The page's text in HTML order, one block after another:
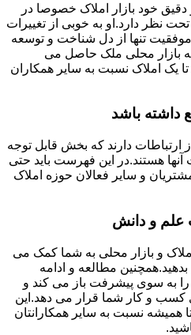
دقیق خود بازار املاک خصوصا در
نظر دارد.او به خوبی از تغییرات
تنها از دل شناخت و توسعه
به بازار محلی ملک حاصل می
یک املاک نسبت به سایر همکاران
داشته باشد
دارند که بخش قابل توجه
آنها هستند.در این فهرست باید حتی
و سایر فعالان حوزه املاک
علم و دانش
و بازار محلی به شما کمک می
مطالعه و ادامه
به سوی پیشرفت باز می کند و
کسب و کار شما قرار می دهد.این
نسبت به سایر همکارانتان